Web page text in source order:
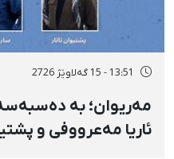
13:51 - 15 گەلاوێژ 2726
مەریوان؛ بە
ئاریا مەعرووفی و